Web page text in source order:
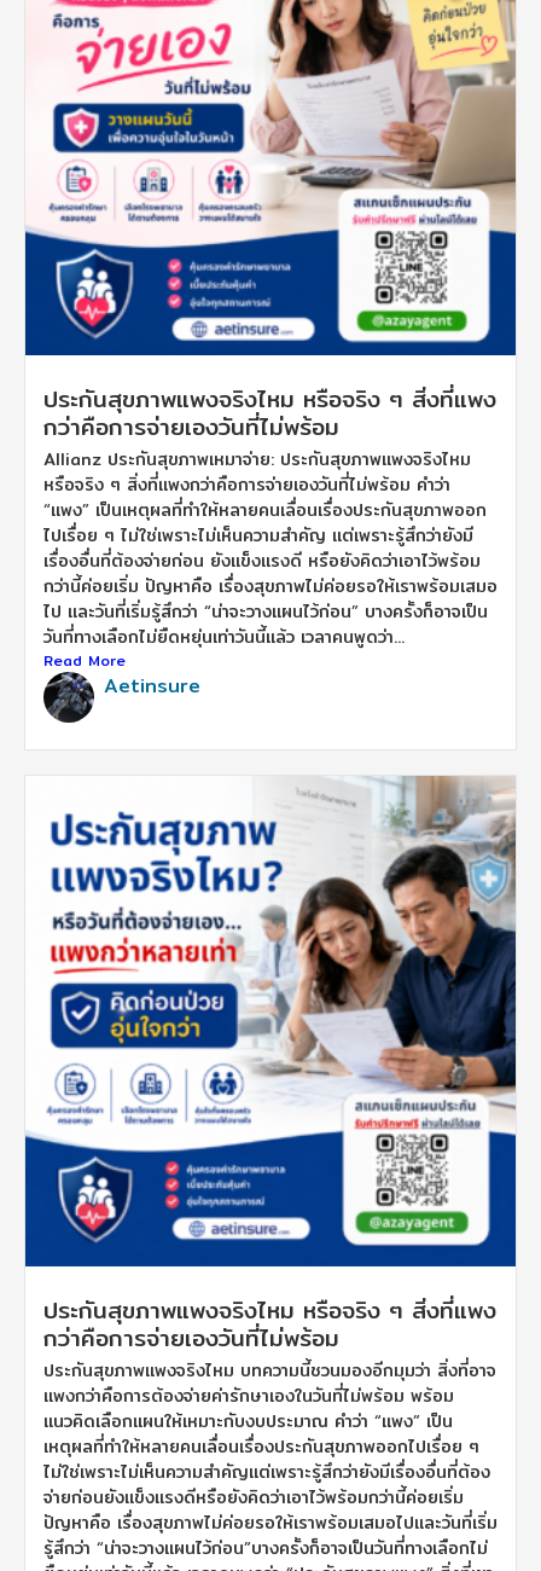
ประกันสุขภาพแพงจริงไหม หรือจริง ๆ สิ่งที่แพง
กว่าคือการจ่ายเองวันที่ไม่พร้อม
Allianz ประกันสุขภาพเหมาจ่าย: ประกันสุขภาพแพงจริงไหม
หรือจริง ๆ สิ่งที่แพงกว่าคือการจ่ายเองวันที่ไม่พร้อม คำว่า
“แพง” เป็นเหตุผลที่ทำให้หลายคนเลื่อนเรื่องประกันสุขภาพออก
ไปเรื่อย ๆ ไม่ใช่เพราะไม่เห็นความสำคัญ แต่เพราะรู้สึกว่ายังมี
เรื่องอื่นที่ต้องจ่ายก่อน ยังแข็งแรงดี หรือยังคิดว่าเอาไว้พร้อม
กว่านี้ค่อยเริ่ม ปัญหาคือ เรื่องสุขภาพไม่ค่อยรอให้เราพร้อมเสมอ
ไป และวันที่เริ่มรู้สึกว่า “น่าจะวางแผนไว้ก่อน” บางครั้งก็อาจเป็น
วันที่ทางเลือกไม่ยืดหยุ่นเท่าวันนี้แล้ว เวลาคนพูดว่า...
Read More
Aetinsure
ประกันสุขภาพแพงจริงไหม หรือจริง ๆ สิ่งที่แพง
กว่าคือการจ่ายเองวันที่ไม่พร้อม
ประกันสุขภาพแพงจริงไหม บทความนี้ชวนมองอีกมุมว่า สิ่งที่อาจ
แพงกว่าคือการต้องจ่ายค่ารักษาเองในวันที่ไม่พร้อม พร้อม
แนวคิดเลือกแผนให้เหมาะกับงบประมาณ คำว่า “แพง” เป็น
เหตุผลที่ทำให้หลายคนเลื่อนเรื่องประกันสุขภาพออกไปเรื่อย ๆ
ไม่ใช่เพราะไม่เห็นความสำคัญแต่เพราะรู้สึกว่ายังมีเรื่องอื่นที่ต้อง
จ่ายก่อนยังแข็งแรงดีหรือยังคิดว่าเอาไว้พร้อมกว่านี้ค่อยเริ่ม
ปัญหาคือ เรื่องสุขภาพไม่ค่อยรอให้เราพร้อมเสมอไปและวันที่เริ่ม
รู้สึกว่า “น่าจะวางแผนไว้ก่อน”บางครั้งก็อาจเป็นวันที่ทางเลือกไม่